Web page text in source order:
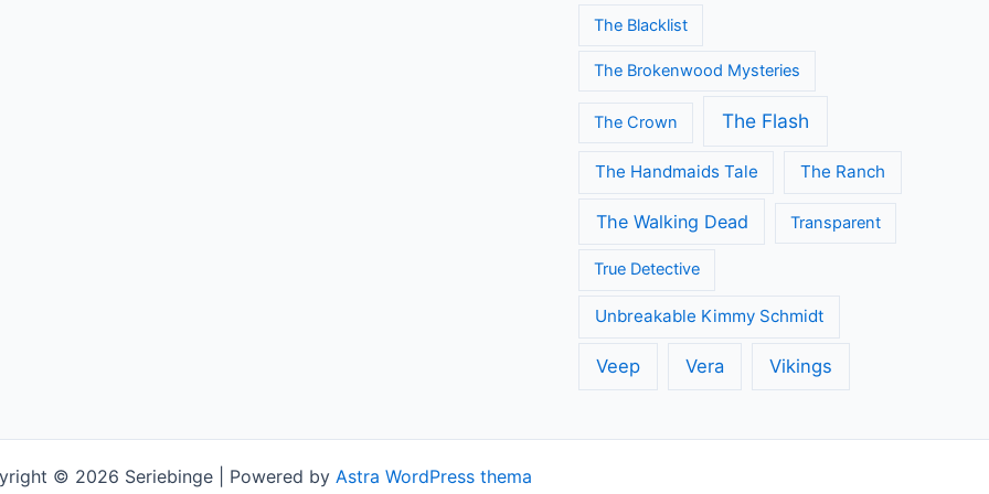
The Blacklist
The Brokenwood Mysteries
The Crown The Flash
The Handmaids Tale The Ranch
The Walking Dead Transparent
True Detective
Unbreakable Kimmy Schmidt
Veep Vera Vikings
© 2026 Seriebinge | Powered by Astra WordPress thema